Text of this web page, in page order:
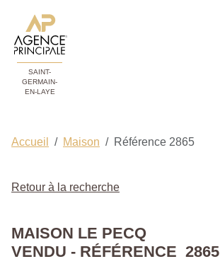
SAINT-
GERMAIN-
EN-LAYE
Accueil Maison Référence 2865
Retour à la recherche
MAISON LE PECQ
VENDU - RÉFÉRENCE 2865